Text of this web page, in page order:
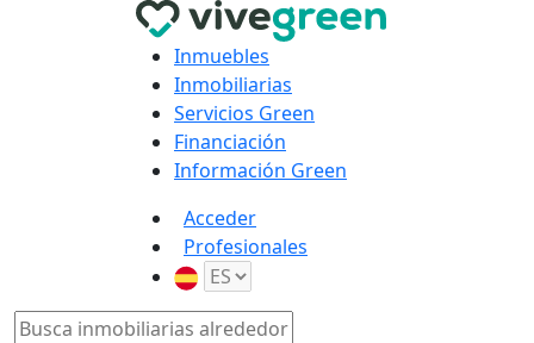
Inmuebles
Inmobiliarias
Servicios Green
Financiación
Información Green
Acceder
Profesionales